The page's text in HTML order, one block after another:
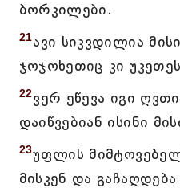
ბორკილები.
21ავი სიკვდილია
ჯოჯოხეთიც კი
22ვერ ეწევა იგი
დაიწვებიან ისინი
23უფლის
მისკენ და